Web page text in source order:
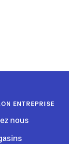
ENTREPRISE
nous